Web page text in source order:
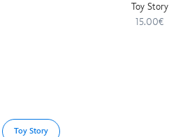
Toy Story
15.00€
Toy Story